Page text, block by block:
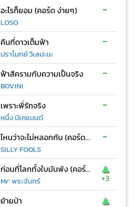
อะไรก็ยอม (คอร์ด ง่ายๆ)
LOSO
-
คืนที่ดาวเต็มฟ้า
ปราโมทย์ วิเลปะนะ
-
ฟ้าสีครามกับความเป็นจริง
BOVINI
-
เพราะพี่รักจริง
หนึ่ง บีเคแบนด์
-
ไหนว่าจะไม่หลอกกัน (คอร์ด ง่ายๆ)
SILLY FOOLS
-
ก่อนที่โลกทั้งใบมันพัง (คอร์ด ง่ายๆ)
Mr’ พระจันทร์
▲
+3
ย้ายป่า ▲